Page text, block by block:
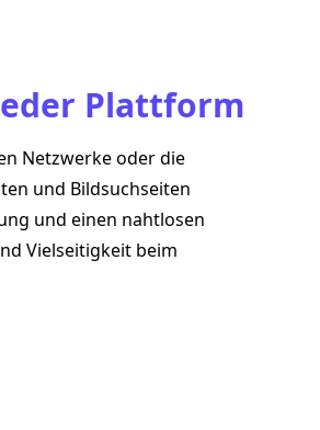
Plattform
Netzwerke oder die
und Bildsuchseiten
und einen nahtlosen
Vielseitigkeit beim